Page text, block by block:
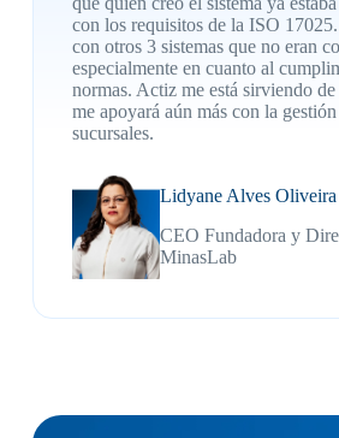
con los requisitos de la ISO
con otros 3 sistemas que no eran
especialmente en cuanto al
normas. Actiz me está sirviendo
me apoyará aún más con la
sucursales.
Lidyane Alves Oliveira
CEO Fundadora y
MinasLab